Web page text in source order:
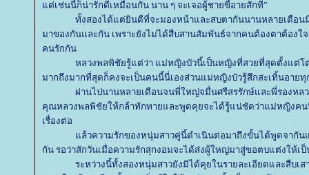
ต่เช่นนี้ก็น่ารักดีเหมือนกัน นาน ๆ จะเจอผู้ชายขี้อายสักที”
ทั้งสองได้แต่ยินดีที่จะมองหน้าและสบตากันนานหลายเดือน
มาของกันและกัน เพราะยังไม่ได้สืบสานสัมพันธ์จากคนต้องตาต้องใ
คนรักกัน
หลวงพลพิชัยรู้แต่ว่า ม่หญิงบัวนี้เป็นหญิงที่สวยที่สุดตั้งแต่โ
มากถึงมากที่สุดก็คงจะเป็นคนนี้นี่เองส่วนแม่หญิงบัวรู้สึกสะเทิ้นอาย
ผ่านไปนานหลายเดือนจนพี่ใหญ่จมื่นศรีสรรักษ์และพี่รองหล
คุณหลวงพลพิชัยให้กล้าทักทายและพูดคุยจะได้รู้แน่ชัดว่าแม่หญิงคน
เรื่องต่อ
ล้วความรักของหนุ่มสาวคู่นี้ดำเนินต่อมาถึงขั้นได้พูดจากัน
กัน รอว่าสักวันเมื่อความรักสุกงอมจะได้ส่งผู้ใหญ่มาสู่ขอตบแต่งให้เป็
ระหว่างนี้ทั้งสองหนุ่มสาวยังมิได้คุยในรายละเอียดและสืบเส